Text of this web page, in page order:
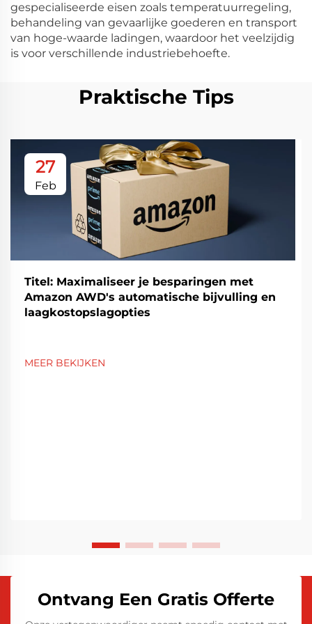
gespecialiseerde eisen zoals temperatuurregeling,
behandeling van gevaarlijke goederen en transport
van hoge-waarde ladingen, waardoor het veelzijdig
is voor verschillende industriebehoefte.
Praktische Tips
27
Feb
Titel: Maximaliseer je besparingen met
Amazon AWD's automatische bijvulling en
laagkostopslagopties
MEER BEKIJKEN
Ontvang Een Gratis Offerte